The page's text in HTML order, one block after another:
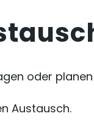
oder
Austausch.